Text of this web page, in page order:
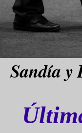
Sandía y